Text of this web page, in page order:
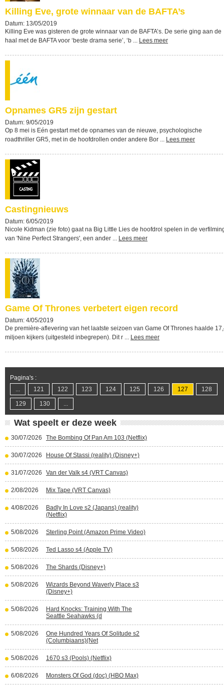
Killing Eve, grote winnaar van de BAFTA’s
Datum: 13/05/2019
Killing Eve was gisteren de grote winnaar van de BAFTA’s. De serie ging aan de
haal met de BAFTA voor ‘beste drama serie’, ‘b ... Lees meer
Opnames GR5 zijn gestart
Datum: 9/05/2019
Op 8 mei is Eén gestart met de opnames van de nieuwe, psychologische
roadthriller GR5, met in de hoofdrollen onder andere Bor ... Lees meer
Castingnieuws
Datum: 6/05/2019
Nicole Kidman (zie foto) gaat na Big Little Lies de hoofdrol spelen in de
van 'Nine Perfect Strangers', een ander ... Lees meer
Game Of Thrones verbetert eigen record
Datum: 4/05/2019
De première-aflevering van het laatste seizoen van Game Of Thrones haalde
miljoen kijkers (uitgesteld inbegrepen). Dit r ... Lees meer
Pagina's :
...
121 122 123 124 125 126 127 128
129 130 ...
Wat speelt er deze week
30/07/2026 The Bombing Of Pan Am 103 (Netflix)
30/07/2026 House Of Stassi (reality) (Disney+)
31/07/2026 Van der Valk s4 (VRT Canvas)
2/08/2026 Mix Tape (VRT Canvas)
4/08/2026
Badly In Love s2 (Japans) (reality)
(Netflix)
5/08/2026 Sterling Point (Amazon Prime Video)
5/08/2026 Ted Lasso s4 (Apple TV)
5/08/2026 The Shards (Disney+)
5/08/2026
Wizards Beyond Waverly Place s3
(Disney+)
5/08/2026
Hard Knocks: Training With The
Seattle Seahawks (d
5/08/2026
One Hundred Years Of Solitude s2
(Columbiaans)(Net
5/08/2026 1670 s3 (Pools) (Netflix)
6/08/2026 Monsters Of God (doc) (HBO Max)